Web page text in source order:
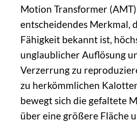
Motion Transformer
entscheidendes Merkmal,
Fähigkeit bekannt ist,
unglaublicher Auflösung
Verzerrung zu
zu herkömmlichen
bewegt sich die gefaltete
über eine größere Fläche